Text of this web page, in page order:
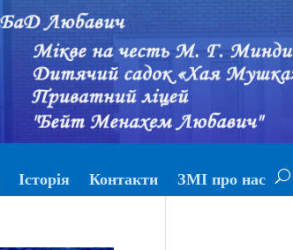
Історія Контакти ЗМІ про нас